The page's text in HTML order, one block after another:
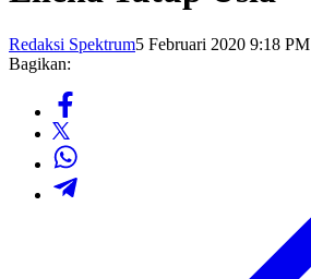
Redaksi Spektrum5 Februari 2020 9:18 PM
Bagikan: